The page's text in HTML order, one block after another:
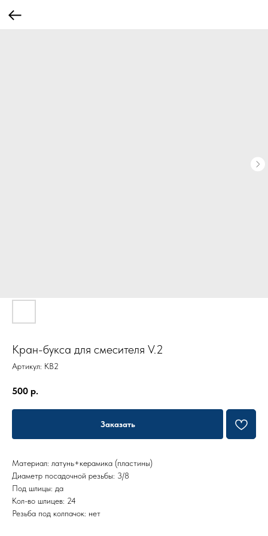
Кран-букса для смесителя V.2
Артикул: KB2
500 р.
Заказать
Материал: латунь+керамика (пластины)
Диаметр посадочной резьбы: 3/8
Под шлицы: да
Кол-во шлицев: 24
Резьба под колпачок: нет